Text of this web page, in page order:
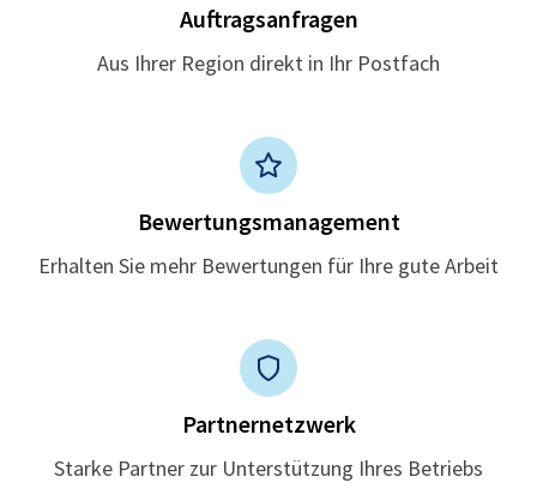
Auftragsanfragen
Aus Ihrer Region direkt in Ihr Postfach
Bewertungsmanagement
Erhalten Sie mehr Bewertungen für Ihre gute Arbeit
Partnernetzwerk
Starke Partner zur Unterstützung Ihres Betriebs